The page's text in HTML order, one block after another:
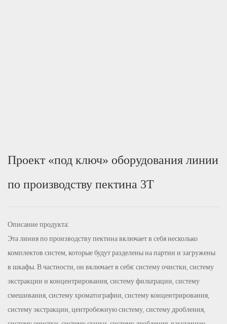
Проект «под ключ» оборудования линии
по производству пектина 3T
Описание продукта:
Эта линия по производству пектина включает в себя несколько
комплектов систем, которые будут разделены на партии и загружены
в шкафы. В частности, он включает в себя: систему очистки, систему
экстракции и концентрирования, систему фильтрации, систему
смешивания, систему хроматографии, систему концентрирования,
систему экстракции, центробежную систему, систему дробления,